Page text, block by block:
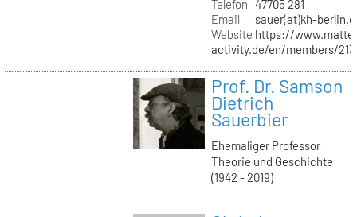
Telefon 47705 281
Email
sauer(at)kh-
Website https://
activity.de/en/members/
Prof. Dr. Samson
Dietrich
Sauerbier
Ehemaliger Professor
Theorie und Geschichte
(1942 - 2019)